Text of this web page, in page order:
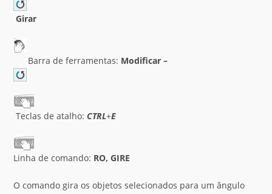
Girar
Barra de ferramentas: Modificar –
Teclas de atalho: CTRL+E
Linha de comando: RO, GIRE
O comando gira os objetos selecionados para um ângulo